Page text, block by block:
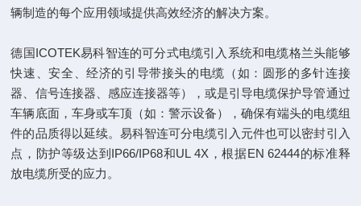
辆制造的每个应用领域提供高效经济的解决方案。
德国ICOTEK易科智连的可分式电缆引入系统和电缆格兰头能够
快速、安全、经济的引导带接头的电缆（如：圆形的多针连接
器、信号连接器、感应连接器等），或是引导电缆保护导管通过
车辆底面，车身或车顶（如：警示设备），确保有端头的电缆组
件的品质得以延续。易科智连可分电缆引入元件也可以密封引入
点，防护等级达到IP66/IP68和UL 4X，根据EN 62444的标准释
放电缆所受的应力。